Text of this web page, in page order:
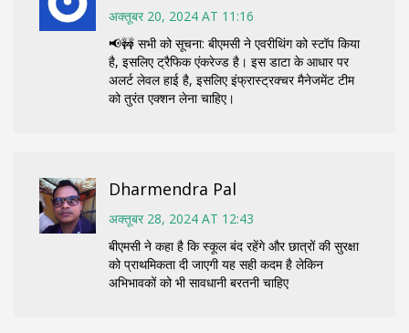
अक्तूबर 20, 2024 AT 11:16
📢🚧 सभी को सूचना: बीएमसी ने एवरीथिंग को स्टॉप किया
है, इसलिए ट्रैफिक एंकरेज्ड है। इस डाटा के आधार पर
अलर्ट लेवल हाई है, इसलिए इंफ्रास्ट्रक्चर मैनेजमेंट टीम
को तुरंत एक्शन लेना चाहिए।
Dharmendra Pal
अक्तूबर 28, 2024 AT 12:43
बीएमसी ने कहा है कि स्कूल बंद रहेंगे और छात्रों की सुरक्षा
को प्राथमिकता दी जाएगी यह सही कदम है लेकिन
अभिभावकों को भी सावधानी बरतनी चाहिए